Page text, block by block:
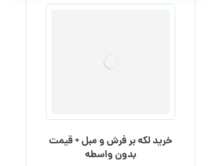
خرید لکه بر فرش و مبل + قیمت
بدون واسطه